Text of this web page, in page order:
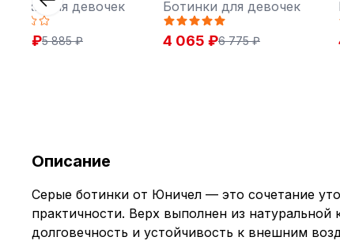
для девочек
₽5 885 ₽
Ботинки для девочек
4 065 ₽6 775 ₽
Описание
Серые ботинки от Юничел — это сочетание
практичности. Верх выполнен из натуральной
долговечность и устойчивость к внешним